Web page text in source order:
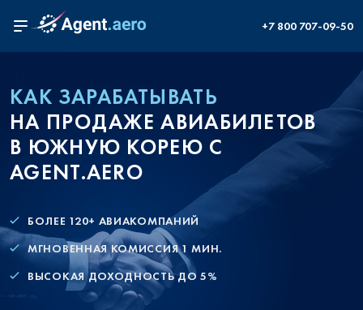
+7 800 707-09-50
КАК ЗАРАБАТЫВАТЬ
НА ПРОДАЖЕ АВИАБИЛЕТОВ
В ЮЖНУЮ КОРЕЮ С
AGENT.AERO
БОЛЕЕ 120+ АВИАКОМПАНИЙ
МГНОВЕННАЯ КОМИССИЯ 1 МИН.
ВЫСОКАЯ ДОХОДНОСТЬ ДО 5%